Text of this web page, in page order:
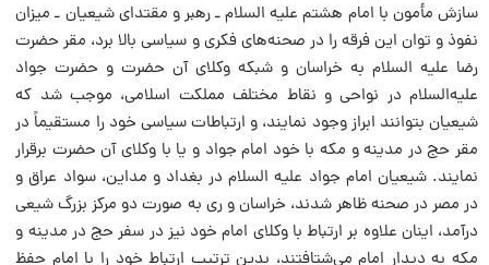
سازش مأمون با امام هشتم علیه السلام ـ رهبر و مقتداى شیعیان ـ میزان
نفوذ و توان این فرقه را در صحنه‌هاى فکرى و سیاسى بالا برد، مقر حضرت
رضا علیه السلام به خراسان و شبکه وکلاى آن حضرت و حضرت جواد
علیه‌السلام در نواحى و نقاط مختلف مملکت اسلامى، موجب شد که
شیعیان بتوانند ابراز وجود نمایند، و ارتباطات سیاسى خود را مستقیماً در
مقر حج در مدینه و مکه با خود امام جواد و یا با وکلاى آن حضرت برقرار
نمایند. شیعیان امام جواد علیه السلام در بغداد و مداین، سواد عراق و
در مصر در صحنه ظاهر شدند، خراسان و رى به صورت دو مرکز بزرگ شیعى
درآمد، اینان علاوه بر ارتباط با وکلاى امام خود نیز در سفر حج در مدینه و
مکه به دیدار امام مى‌شتافتند، بدین ترتیب ارتباط خود را با امام حفظ